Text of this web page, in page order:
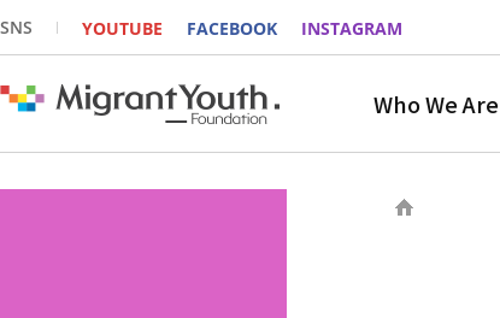
SNS YOUTUBE FACEBOOK INSTAGRAM
Who We Are